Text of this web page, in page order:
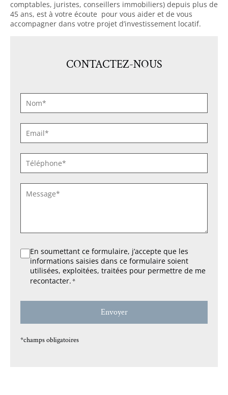
comptables, juristes, conseillers immobiliers) depuis plus de
45 ans, est à votre écoute pour vous aider et de vous
accompagner dans votre projet d’investissement locatif.
CONTACTEZ-NOUS
NOM
*
E-
MAIL
*TÉLÉPHONE
*
SANS
RGPD
En soumettant ce formulaire, j’accepte que les
informations saisies dans ce formulaire soient
utilisées, exploitées, traitées pour permettre de me
recontacter.*
*champs obligatoires